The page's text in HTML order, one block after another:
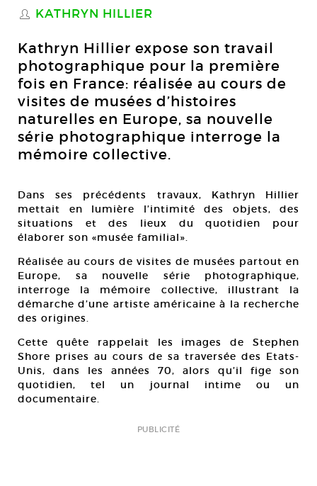
S KATHRYN HILLIER
Kathryn Hillier expose son travail
photographique pour la première
fois en France: réalisée au cours de
visites de musées d’histoires
naturelles en Europe, sa nouvelle
série photographique interroge la
mémoire collective.
Dans ses précédents travaux, Kathryn Hillier
mettait en lumière l’intimité des objets, des
situations et des lieux du quotidien pour
élaborer son «musée familial».
Réalisée au cours de visites de musées partout en
Europe, sa nouvelle série photographique,
interroge la mémoire collective, illustrant la
démarche d’une artiste américaine à la recherche
des origines.
Cette quête rappelait les images de Stephen
Shore prises au cours de sa traversée des Etats-
Unis, dans les années 70, alors qu’il fige son
quotidien, tel un journal intime ou un
documentaire.
PUBLICITÉ